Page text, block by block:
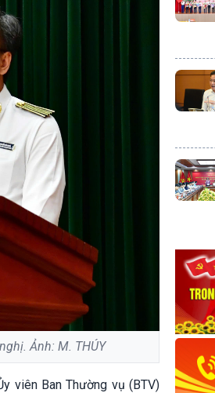
Ảnh: M. THÚY
viên Ban Thường vụ (BTV)